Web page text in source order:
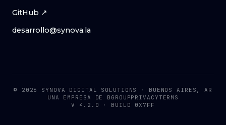
GitHub ↗
desarrollo@synova.la
© 2026 SYNOVA DIGITAL SOLUTIONS · BUENOS AIRES, AR
UNA EMPRESA DE
BGROUPPRIVACY TERMS
V 4.2.0 · BUILD 0X7FF